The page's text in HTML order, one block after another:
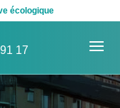
écologique
17